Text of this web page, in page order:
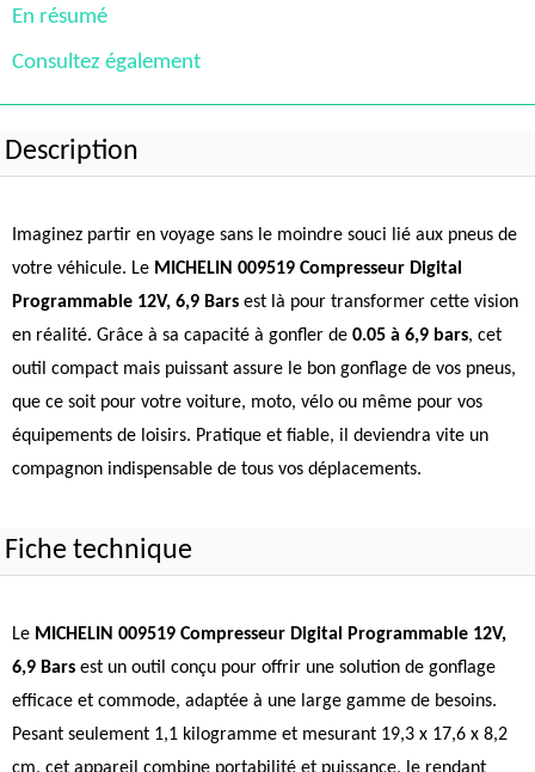
En résumé
Consultez également
Description
Imaginez partir en voyage sans le moindre souci lié aux pneus de
votre véhicule. Le MICHELIN 009519 Compresseur Digital
Programmable 12V, 6,9 Bars est là pour transformer cette vision
en réalité. Grâce à sa capacité à gonfler de 0.05 à 6,9 bars, cet
outil compact mais puissant assure le bon gonflage de vos pneus,
que ce soit pour votre voiture, moto, vélo ou même pour vos
équipements de loisirs. Pratique et fiable, il deviendra vite un
compagnon indispensable de tous vos déplacements.
Fiche technique
Le MICHELIN 009519 Compresseur Digital Programmable 12V,
6,9 Bars est un outil conçu pour offrir une solution de gonflage
efficace et commode, adaptée à une large gamme de besoins.
Pesant seulement 1,1 kilogramme et mesurant 19,3 x 17,6 x 8,2